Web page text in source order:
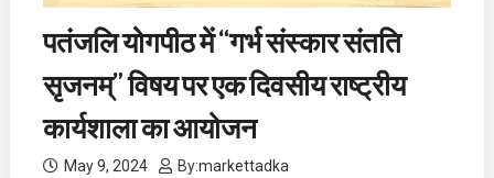
पतंजलि योगपीठ में “गर्भ संस्कार संतति
सृजनम्” विषय पर एक दिवसीय राष्ट्रीय
कार्यशाला का आयोजन
May 9, 2024 By:markettadka